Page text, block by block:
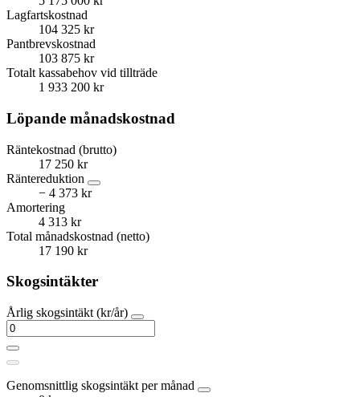
Lagfartskostnad
104 325 kr
Pantbrevskostnad
103 875 kr
Totalt kassabehov vid tillträde
1 933 200 kr
Löpande månadskostnad
Räntekostnad (brutto)
17 250 kr
Räntereduktion
− 4 373 kr
Amortering
4 313 kr
Total månadskostnad (netto)
17 190 kr
Skogsintäkter
Årlig skogsintäkt (kr/år)
Genomsnittlig skogsintäkt per månad